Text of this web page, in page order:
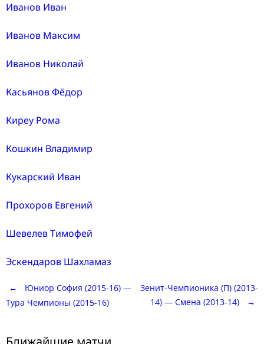
Иванов Иван
Иванов Максим
Иванов Николай
Касьянов Фёдор
Киреу Рома
Кошкин Владимир
Кукарский Иван
Прохоров Евгений
Шевелев Тимофей
Эскендаров Шахламаз
Post
←
Юниор София (2015-16) —
Тура Чемпионы (2015-16)
Зенит-Чемпионика (П) (2013-
14) — Смена (2013-14)
→